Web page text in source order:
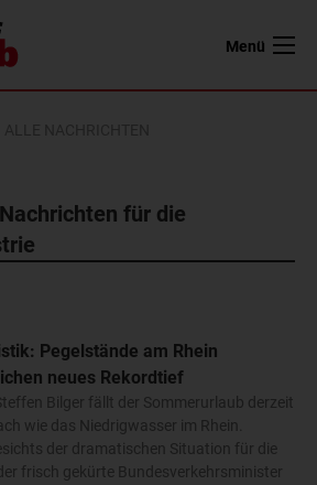
Menü
für die
Pegelstände am Rhein
neues Rekordtief
Bilger fällt der Sommerurlaub derzeit
wie das Niedrigwasser im Rhein.
der dramatischen Situation für die
frisch gekürte Bundesverkehrsminister